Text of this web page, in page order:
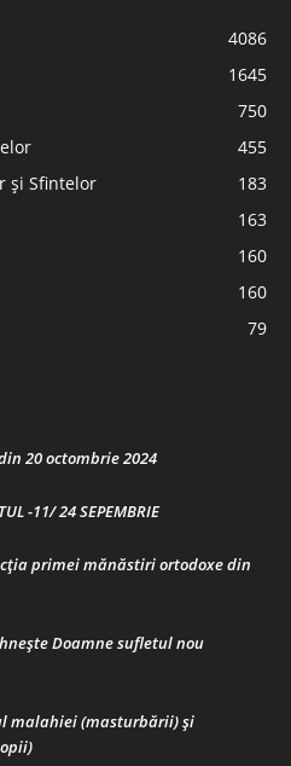
4086
1645
750
455
și Sfintelor
183
163
160
160
79
20 octombrie 2024
-11/ 24 SEPEMBRIE
primei mănăstiri ortodoxe din
Doamne sufletul nou
malahiei (masturbării) şi